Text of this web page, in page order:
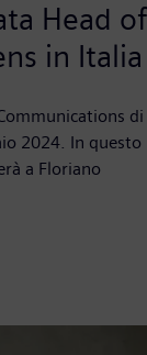
Head of
in Italia
di
2024. In questo
a Floriano